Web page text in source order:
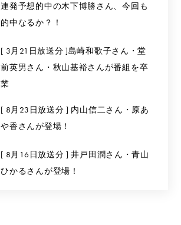
連発予想的中の木下博勝さん、今回も
的中なるか？！
[ 3月21日放送分 ]島崎和歌子さん・堂
前英男さん・秋山基裕さんが番組を卒
業
[ 8月23日放送分 ] 内山信二さん・原あ
や香さんが登場！
[ 8月16日放送分 ] 井戸田潤さん・青山
ひかるさんが登場！